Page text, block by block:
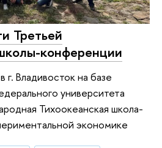
Третьей
конференции
Владивосток на базе
университета
Тихоокеанская школа-
экономике